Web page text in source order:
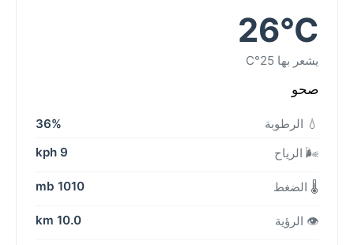
26°C
يشعر بها 25°C
صحو
💧 الرطوبة
36%
🌬️ الرياح
9 kph
🌡️ الضغط 1010 mb
👁️ الرؤية 10.0 km